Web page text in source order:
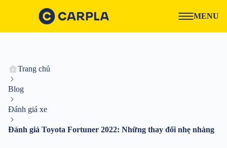
MENU
Trang chủ
Blog
Đánh giá xe
Đánh giá Toyota Fortuner 2022: Những thay đổi nhẹ nhàng